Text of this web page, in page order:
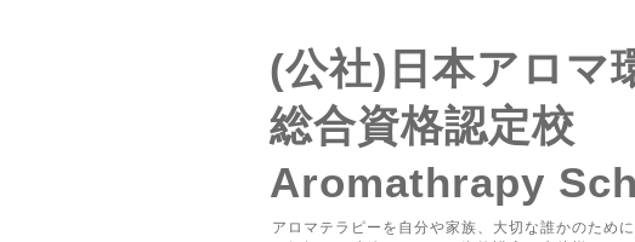
(公社)日本アロマ
総合資格認定校
Aromathrapy
アロマテラピーを自分や家族、大切な誰かのため